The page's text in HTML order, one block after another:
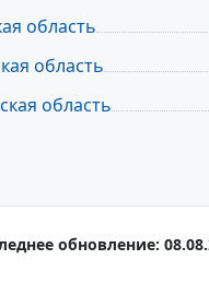
область
область
область
обновление: